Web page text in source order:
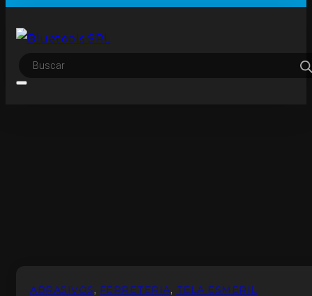
productos
ABRASIVOS, FERRETERIA, TELA ESMERIL